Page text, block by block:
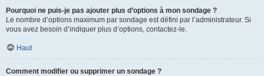
Pourquoi ne puis-je pas ajouter plus d’options à mon sondage ?
Le nombre d’options maximum par sondage est défini par l’administrateur. Si
vous avez besoin d’indiquer plus d’options, contactez-le.
Haut
Comment modifier ou supprimer un sondage ?